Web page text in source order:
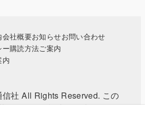
会社概要お知らせお問い合わせ
ー購読方法ご案内
内
社 All Rights Reserved. この
されている記事・写真などの無